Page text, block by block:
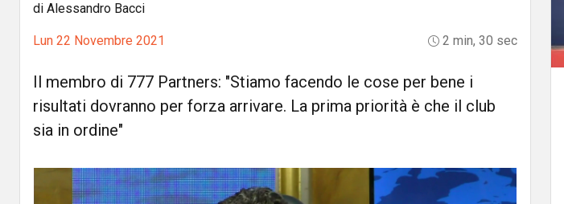
di Alessandro Bacci
Lun 22 Novembre 2021 2 min, 30 sec
Il membro di 777 Partners: "Stiamo facendo le cose per bene i
risultati dovranno per forza arrivare. La prima priorità è che il club
sia in ordine"